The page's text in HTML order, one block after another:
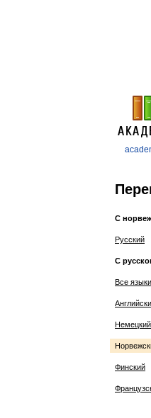
С
Русский
С
Все языки
Немецкий
Финский